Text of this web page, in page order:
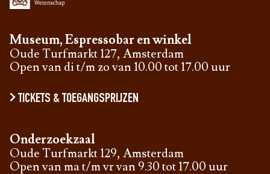
Museum, Espressobar en winkel
Oude Turfmarkt 127, Amsterdam
Open van di t/m zo van 10.00 tot 17.00 uur
TICKETS & TOEGANGSPRIJZEN
Onderzoekzaal
Oude Turfmarkt 129, Amsterdam
Open van ma t/m vr van 9.30 tot 17.00 uur